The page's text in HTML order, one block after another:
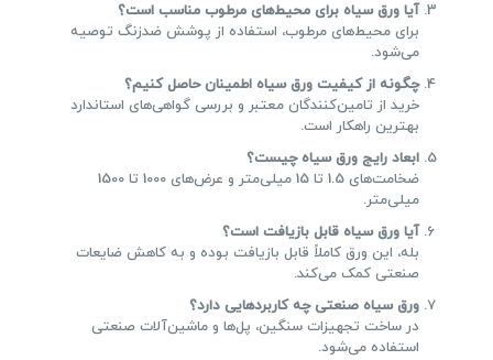
آیا ورق سیاه برای محیط‌های مرطوب مناسب است؟
برای محیط‌های مرطوب، استفاده از پوشش ضدزنگ توصیه
می‌شود.
چگونه از کیفیت ورق سیاه اطمینان حاصل کنیم؟
خرید از تامین‌کنندگان معتبر و بررسی گواهی‌های استاندارد
بهترین راهکار است.
ابعاد رایج ورق سیاه چیست؟
ضخامت‌های 1.5 تا 15 میلی‌متر و عرض‌های 1000 تا 1500
میلی‌متر.
آیا ورق سیاه قابل بازیافت است؟
بله، این ورق کاملاً قابل بازیافت بوده و به کاهش ضایعات
صنعتی کمک می‌کند.
ورق سیاه صنعتی چه کاربردهایی دارد؟
در ساخت تجهیزات سنگین، پل‌ها و ماشین‌آلات صنعتی
استفاده می‌شود.